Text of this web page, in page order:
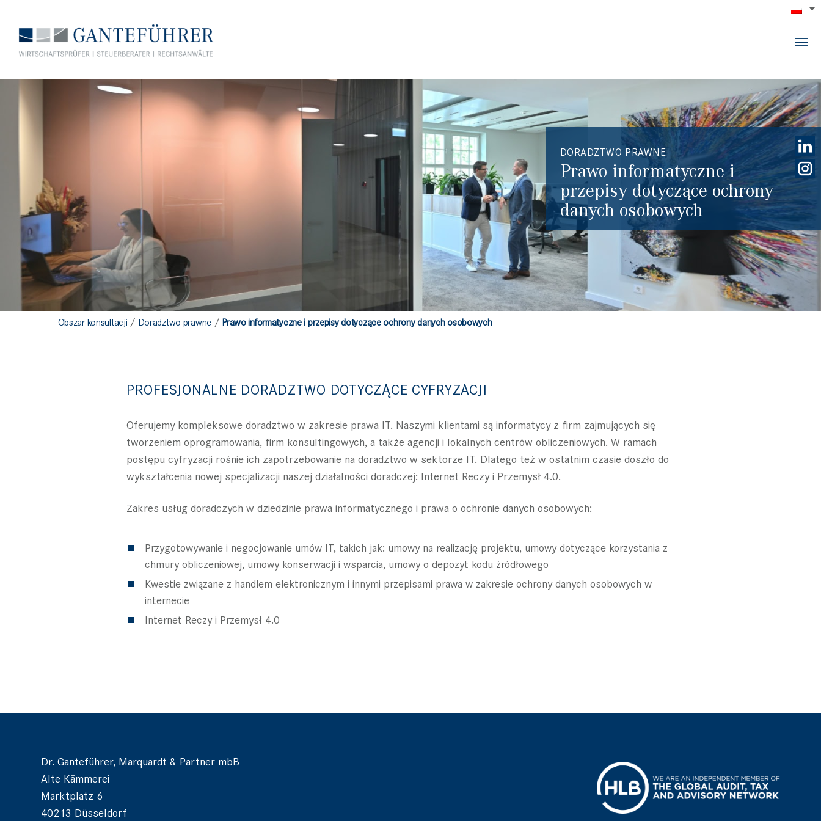
GANTEFÜHRER
DORADZTWO PRAWNE
Prawo informatyczne i
przepisy dotyczące ochrony
danych osobowych
Obszar konsultacji / Doradztwo prawne/ Prawo informatyczne i przepisy dotyczące ochrony danych osobowych
PROFESJONALNE DORADZTWO DOTYCZĄCE CYFRYZACJI
Oferujemy kompleksowe doradztwo w zakresie prawa IT. Naszymi klientami są informatycy z firm zajmujących się
tworzeniem oprogramowania, firm konsultingowych, a także agencji i lokalnych centrów obliczeniowych. W ramach
postępu cyfryzacji rośnie ich zapotrzebowanie na doradztwo w sektorze IT. Dlatego też w ostatnim czasie doszło do
wykształcenia nowej specjalizacji naszej działalności doradczej: Internet Reczy i Przemysł 4.0.
Zakres usług doradczych w dziedzinie prawa informatycznego i prawa o ochronie danych osobowych:
Przygotowywanie i negocjowanie umów IT, takich jak: umowy na realizację projektu, umowy dotyczące korzystania z
chmury obliczeniowej, umowy konserwacji i wsparcia, umowy o depozyt kodu źródłowego
Kwestie związane z handlem elektronicznym i innymi przepisami prawa w zakresie ochrony danych osobowych w
internecie
Internet Reczy i Przemysł 4.0
Dr. Ganteführer, Marquardt & Partner mbB
Alte Kämmerei
Marktplatz 6
40213 Düsseldorf